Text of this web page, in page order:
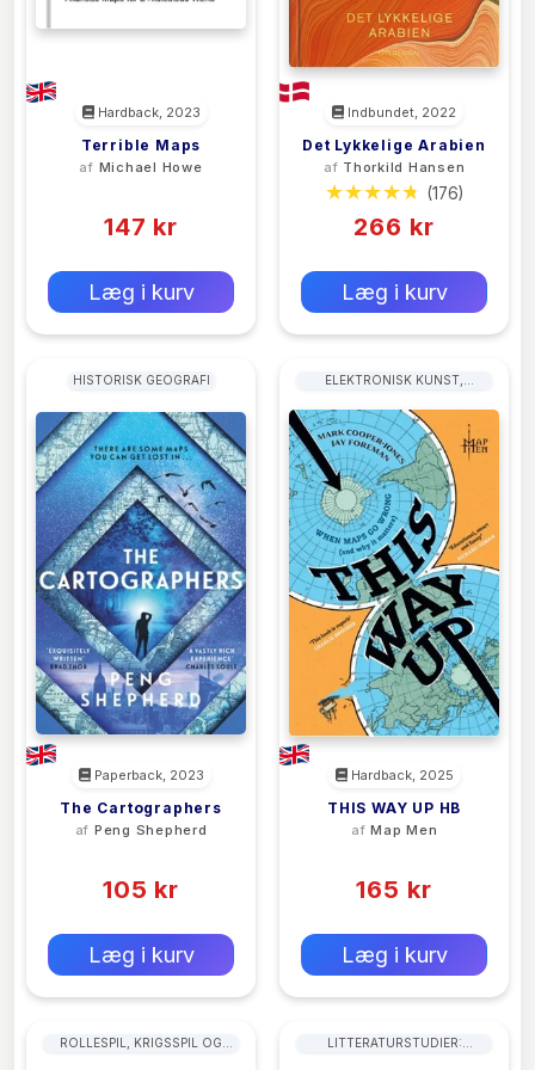
Hardback, 2023
Terrible Maps
af Michael Howe
147 kr
Læg i kurv
Indbundet, 2022
Det Lykkelige Arabien
af Thorkild Hansen
(176)
266 kr
Læg i kurv
HISTORISK GEOGRAFI
Paperback, 2023
The Cartographers
af Peng Shepherd
105 kr
Læg i kurv
ELEKTRONISK KUNST,
VIDEOKUNST
Hardback, 2025
THIS WAY UP HB
af Map Men
165 kr
Læg i kurv
ROLLESPIL, KRIGSSPIL OG
LITTERATURSTUDIER: